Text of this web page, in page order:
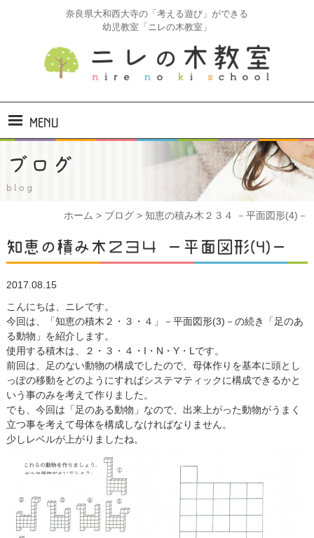
奈良県大和西大寺の「考える遊び」ができる
幼児教室「ニレの木教室」
MENU
ホーム
ニレの木教室とは
コース・料金
コース紹介
コアラ
ラッコ (3～5才)
小学校受験(4～5才)
小学生
ブログ
blog
ホーム > ブログ >知恵の積み木２３４ －平面図形(4)－
知恵の積み木２３４ －平面図形(4)－
2017.08.15
こんにちは、ニレです。
今回は、「知恵の積木２・３・４」－平面図形(3)－の続き「足のあ
る動物」を紹介します。
使用する積木は、２・３・４・I・N・Y・Lです。
前回は、足のない動物の構成でしたので、母体作りを基本に頭とし
っぽの移動をどのようにすればシステマティックに構成できるかと
いう事のみを考えて作りました。
でも、今回は「足のある動物」なので、出来上がった動物がうまく
立つ事を考えて母体を構成しなければなりません。
少しレベルが上がりましたね。